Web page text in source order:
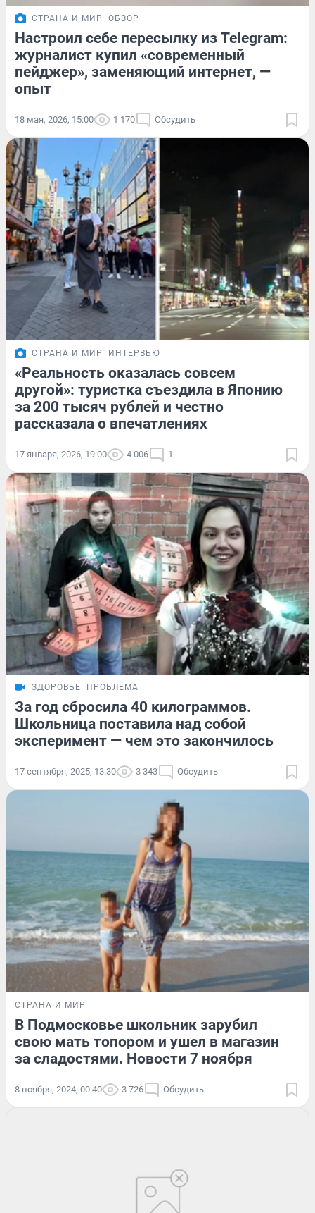
СТРАНА И МИР ОБЗОР
Настроил себе пересылку из Telegram:
журналист купил «современный
пейджер», заменяющий интернет, —
опыт
18 мая, 2026, 15:00 1 170 Обсудить
СТРАНА И МИР ИНТЕРВЬЮ
«Реальность оказалась совсем
другой»: туристка съездила в Японию
за 200 тысяч рублей и честно
рассказала о впечатлениях
17 января, 2026, 19:00 4 006 1
ЗДОРОВЬЕ ПРОБЛЕМА
За год сбросила 40 килограммов.
Школьница поставила над собой
эксперимент — чем это закончилось
17 сентября, 2025, 13:30 3 343 Обсудить
СТРАНА И МИР
В Подмосковье школьник зарубил
свою мать топором и ушел в магазин
за сладостями. Новости 7 ноября
8 ноября, 2024, 00:40 3 726 Обсудить